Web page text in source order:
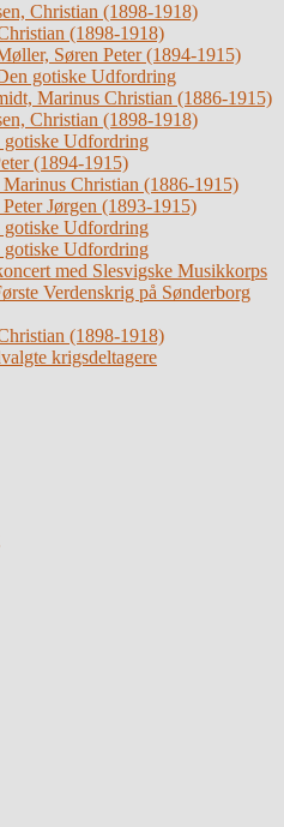
Christian (1898-1918)
(1898-1918)
Søren Peter (1894-1915)
gotiske Udfordring
Marinus Christian (1886-1915)
Christian (1898-1918)
gotiske Udfordring
(1894-1915)
Marinus Christian (1886-1915)
Jørgen (1893-1915)
gotiske Udfordring
gotiske Udfordring
med Slesvigske Musikkorps
Verdenskrig på Sønderborg
(1898-1918)
krigsdeltagere